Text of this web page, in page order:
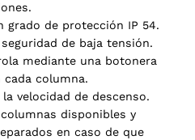
grado de protección IP 54.
de baja tensión.
mediante una botonera
columna.
velocidad de descenso.
disponibles y
en caso de que